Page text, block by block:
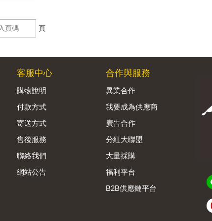
頁
客服中心
購物說明
付款方式
寄送方式
售後服務
聯絡我們
網站公告
合作與服務
異業合作
我要成為供應商
廣告合作
分紅大聯盟
大量採購
福利平台
B2B供應鏈平台